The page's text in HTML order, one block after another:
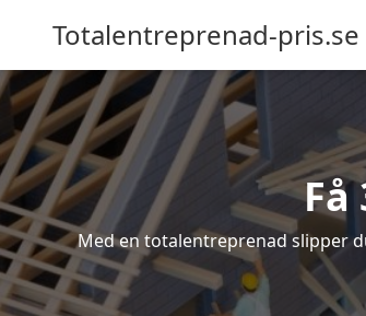
Totalentreprenad-pris.se
Med en totalentreprenad slipper